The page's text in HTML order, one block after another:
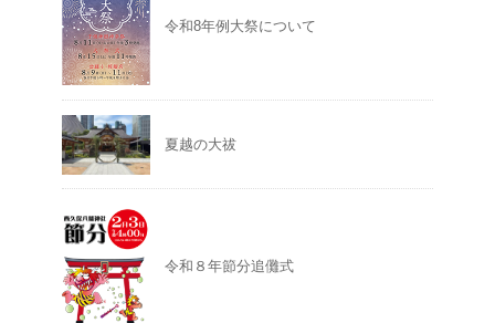
令和8年例大祭について
夏越の大祓
令和８年節分追儺式